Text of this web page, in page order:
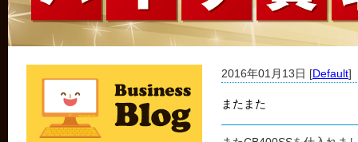
2016年01月13日 [Default]
またまた